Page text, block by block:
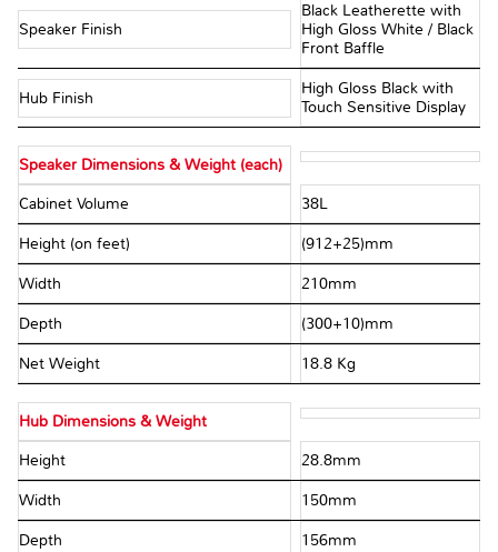
Speaker Finish
Black Leatherette with
High Gloss White / Black
Front Baffle
Hub Finish
High Gloss Black with
Touch Sensitive Display
Speaker Dimensions & Weight (each)
Cabinet Volume 38L
Height (on feet) (912+25)mm
Width 210mm
Depth (300+10)mm
Net Weight 18.8 Kg
Hub Dimensions & Weight
Height 28.8mm
Width 150mm
Depth 156mm